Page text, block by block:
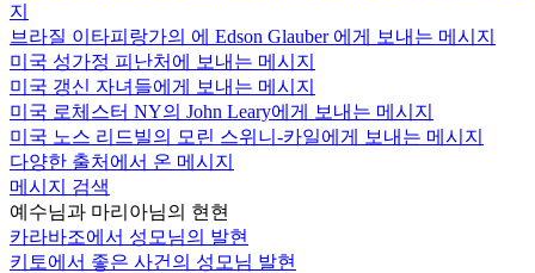
지
브라질 이타피랑가의 에 Edson Glauber 에게 보내는 메시지
미국 성가정 피난처에 보내는 메시지
미국 갱신 자녀들에게 보내는 메시지
미국 로체스터 NY의 John Leary에게 보내는 메시지
미국 노스 리드빌의 모린 스위니-카일에게 보내는 메시지
다양한 출처에서 온 메시지
메시지 검색
예수님과 마리아님의 현현
카라바조에서 성모님의 발현
키토에서 좋은 사건의 성모님 발현